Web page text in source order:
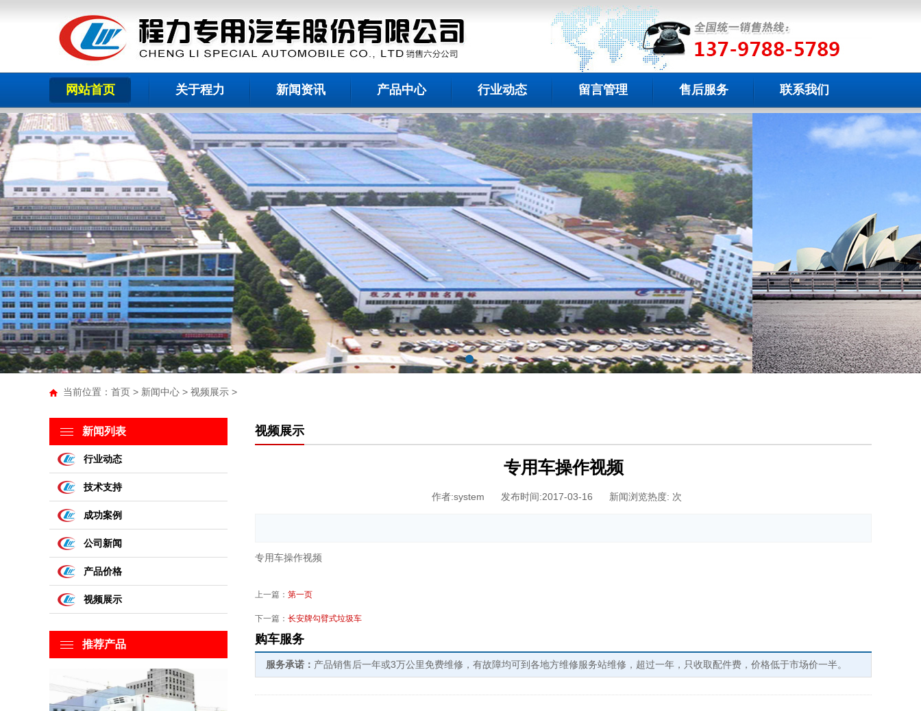
网站首页 关于程力 新闻资讯 产品中心 行业动态 留言管理 售后服务 联系我们
当前位置： 首页 > 新闻中心 > 视频展示 >
新闻列表
行业动态
技术支持
成功案例
公司新闻
产品价格
视频展示
推荐产品
视频展示
专用车操作视频
作者:system 发布时间:2017-03-16 新闻浏览热度: 次
专用车操作视频
上一篇： 第一页
下一篇： 长安牌勾臂式垃圾车
购车服务
服务承诺： 产品销售后一年或3万公里免费维修，有故障均可到各地方维修服务站维修，超过一年，只收取配件费，价格低于市场价一半。